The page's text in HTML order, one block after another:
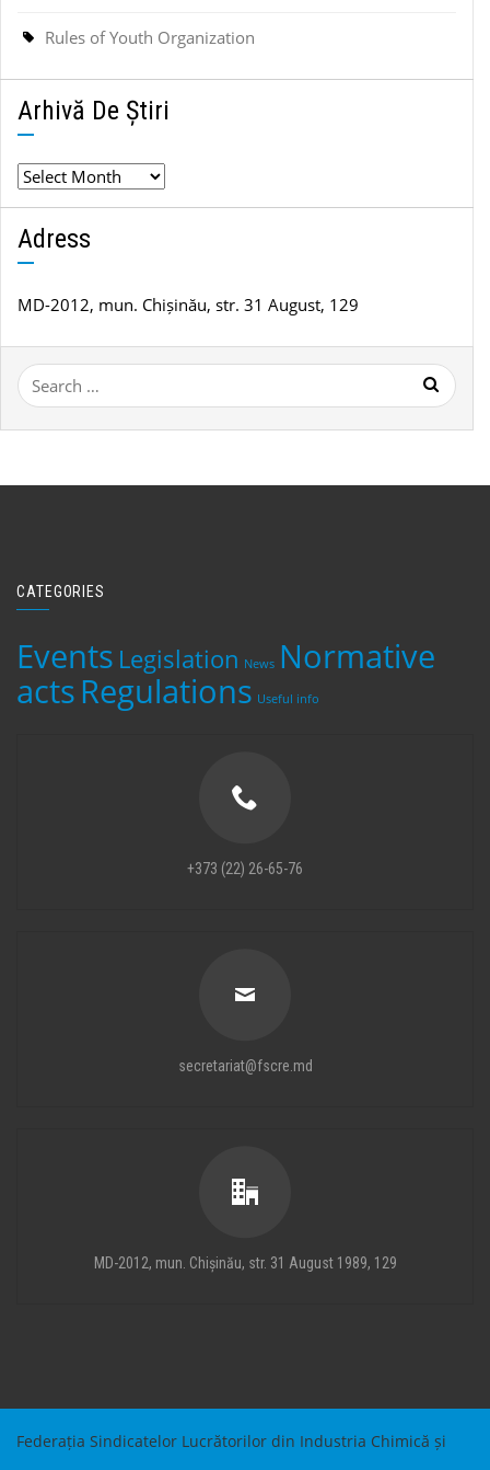
Rules of Youth Organization
Arhivă De Știri
Arhivă
de
știri
Adress
MD-2012, mun. Chișinău, str. 31 August, 129
Search
for:
CATEGORIES
Events Legislation News Normative
actsRegulations Useful info
+373 (22) 26-65-76
secretariat@fscre.md
MD-2012, mun. Chișinău, str. 31 August 1989, 129
Federația Sindicatelor Lucrătorilor din Industria Chimică și